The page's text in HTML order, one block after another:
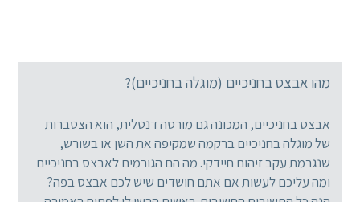
מהו אבצס בחניכיים (מוגלה בחניכיים)?
אבצס בחניכיים, המכונה גם מורסה דנטלית, הוא הצטברות
של מוגלה בחניכיים ברקמה שמקיפה את השן או בשורש,
שנגרמת עקב זיהום חיידקי. מה הם הגורמים לאבצס בחניכיים
ומה עליכם לעשות אם אתם חושדים שיש לכם אבצס בפה?